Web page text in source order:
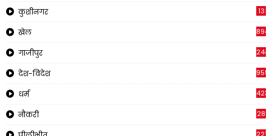
कुशीनगर 13
खेल 894
गाजीपुर 244
देश-विदेश 959
धर्म 423
नौकरी 28